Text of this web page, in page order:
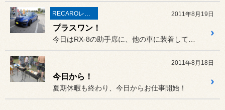
2011年8月19日
プラスワン！
2011年8月18日
今日から！
夏期休暇も終わり、今日からお仕事開始！